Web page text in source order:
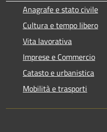
Anagrafe e stato civile
Cultura e tempo libero
Vita lavorativa
Imprese e Commercio
Catasto e urbanistica
Mobilità e trasporti